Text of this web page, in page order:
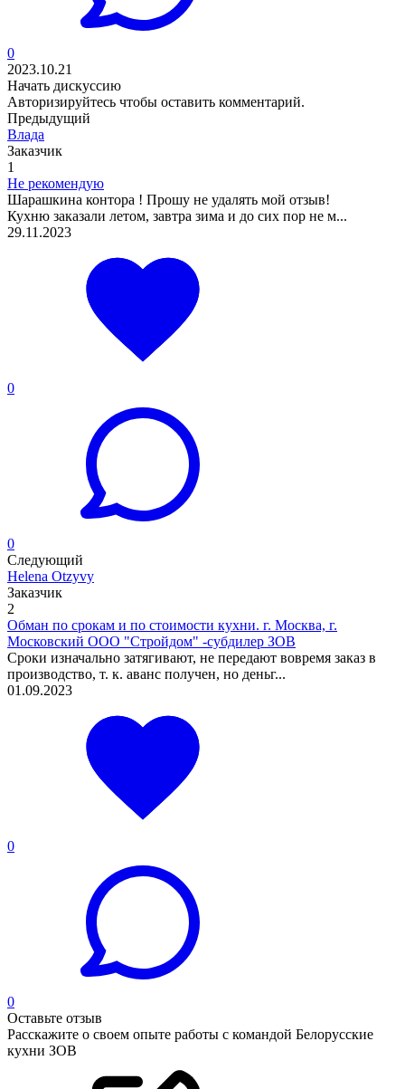
0
2023.10.21
Начать дискуссию
Авторизируйтесь чтобы оставить комментарий.
Предыдущий
Влада
Заказчик
1
Не рекомендую
Шарашкина контора ! Прошу не удалять мой отзыв!
Кухню заказали летом, завтра зима и до сих пор не м...
29.11.2023
0
0
Следующий
Helena Otzyvy
Заказчик
2
Обман по срокам и по стоимости кухни. г. Москва, г.
Московский ООО "Стройдом" -субдилер ЗОВ
Сроки изначально затягивают, не передают вовремя заказ в
производство, т. к. аванс получен, но деньг...
01.09.2023
0
0
Оставьте отзыв
Расскажите о своем опыте работы с командой Белорусские
кухни ЗОВ